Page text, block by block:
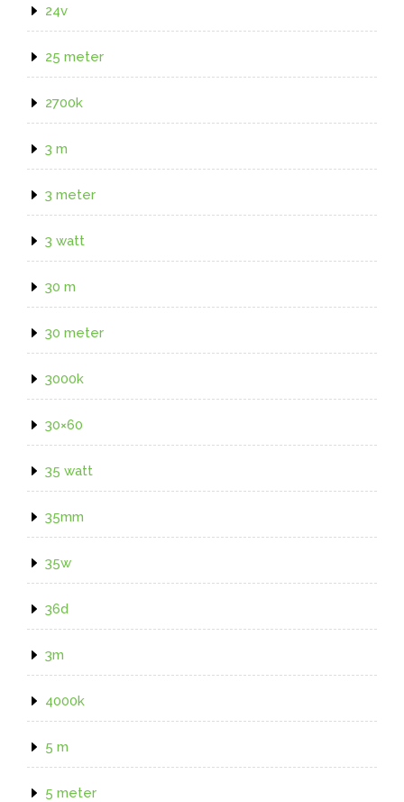
24v
25 meter
2700k
3 m
3 meter
3 watt
30 m
30 meter
3000k
30×60
35 watt
35mm
35w
36d
3m
4000k
5 m
5 meter